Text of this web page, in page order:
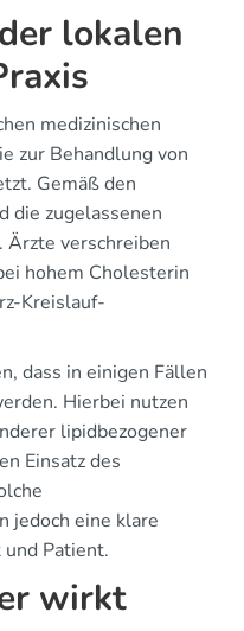
lokalen
medizinischen
zur Behandlung von
Gemäß den
die zugelassenen
Ärzte verschreiben
hohem Cholesterin
Kreislauf-
dass in einigen Fällen
Hierbei nutzen
lipidbezogener
Einsatz des
jedoch eine klare
Patient.
wirkt